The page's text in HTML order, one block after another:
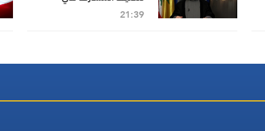
الانتخابات ليكون الفوز صاخبا
21:39